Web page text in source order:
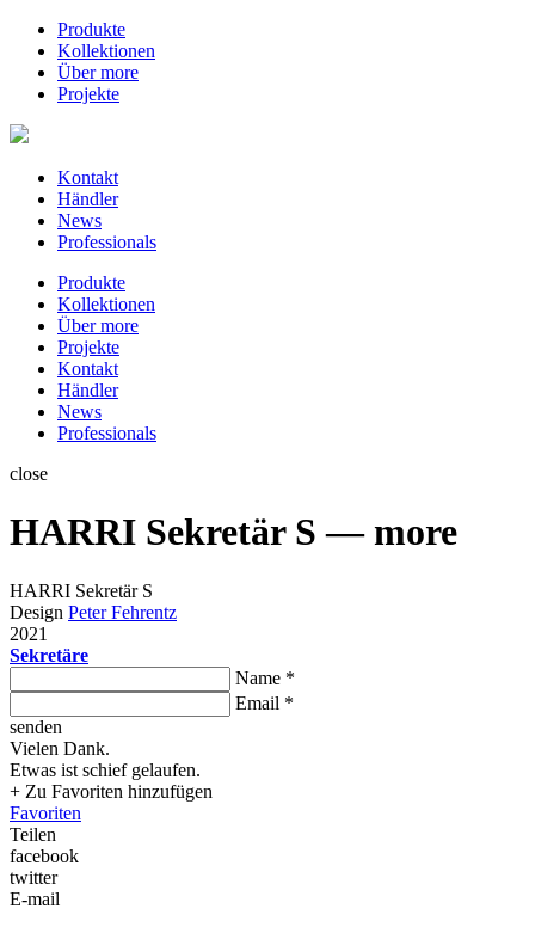
Produkte
Kollektionen
Über more
Projekte
Kontakt
Händler
News
Professionals
Produkte
Kollektionen
Über more
Projekte
Kontakt
Händler
News
Professionals
close
HARRI Sekretär S — more
HARRI Sekretär S
Design Peter Fehrentz
2021
Sekretäre
Name *
Email *
senden
Vielen Dank.
Etwas ist schief gelaufen.
+ Zu Favoriten hinzufügen
Favoriten
Teilen
facebook
twitter
E-mail